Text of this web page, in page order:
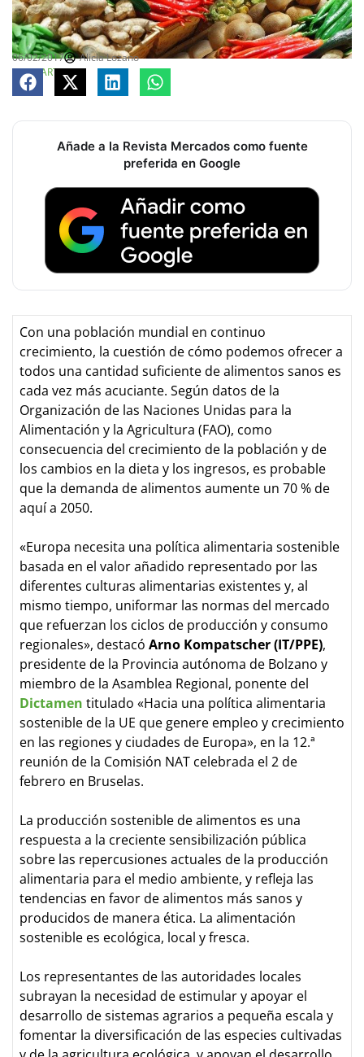
06/02/2017
Alicia Lozano
COMPARTE
Añade a la Revista Mercados como fuente
preferida en Google
Con una población mundial en continuo
crecimiento, la cuestión de cómo podemos ofrecer a
todos una cantidad suficiente de alimentos sanos es
cada vez más acuciante. Según datos de la
Organización de las Naciones Unidas para la
Alimentación y la Agricultura (FAO), como
consecuencia del crecimiento de la población y de
los cambios en la dieta y los ingresos, es probable
que la demanda de alimentos aumente un 70 % de
aquí a 2050.
«Europa necesita una política alimentaria sostenible
basada en el valor añadido representado por las
diferentes culturas alimentarias existentes y, al
mismo tiempo, uniformar las normas del mercado
que refuerzan los ciclos de producción y consumo
regionales», destacó Arno Kompatscher (IT/PPE),
presidente de la Provincia autónoma de Bolzano y
miembro de la Asamblea Regional, ponente del
Dictamen titulado «Hacia una política alimentaria
sostenible de la UE que genere empleo y crecimiento
en las regiones y ciudades de Europa», en la 12.ª
reunión de la Comisión NAT celebrada el 2 de
febrero en Bruselas.
La producción sostenible de alimentos es una
respuesta a la creciente sensibilización pública
sobre las repercusiones actuales de la producción
alimentaria para el medio ambiente, y refleja las
tendencias en favor de alimentos más sanos y
producidos de manera ética. La alimentación
sostenible es ecológica, local y fresca.
Los representantes de las autoridades locales
subrayan la necesidad de estimular y apoyar el
desarrollo de sistemas agrarios a pequeña escala y
fomentar la diversificación de las especies cultivadas